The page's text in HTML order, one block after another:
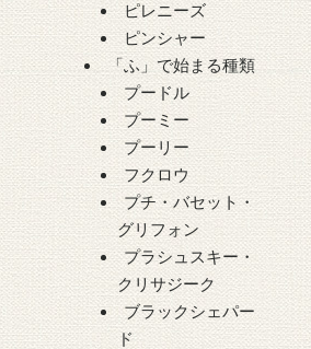
ピレニーズ
ピンシャー
「ふ」で始まる種類
プードル
プーミー
プーリー
フクロウ
プチ・バセット・
グリフォン
プラシュスキー・
クリサジーク
ブラックシェパー
ド